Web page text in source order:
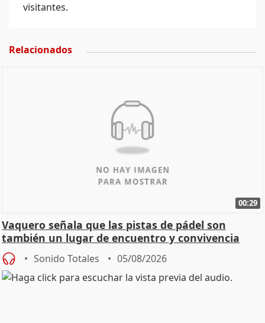
visitantes.
Relacionados
00:29
Vaquero señala que las pistas de pádel son
también un lugar de encuentro y convivencia
Sonido Totales 05/08/2026